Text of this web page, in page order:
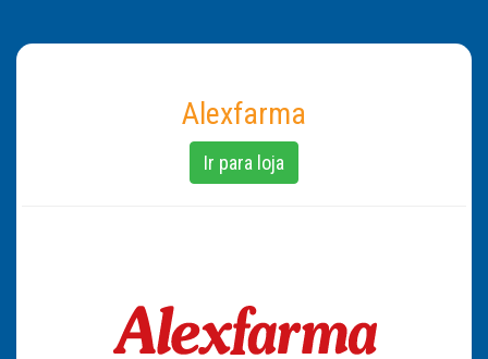
Alexfarma
Ir para loja